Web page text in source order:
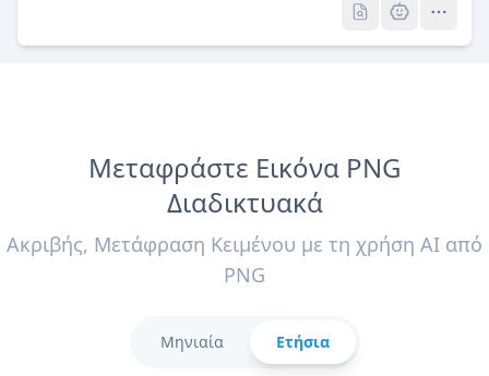
Μεταφράστε Εικόνα PNG
Διαδικτυακά
Ακριβής, Μετάφραση Κειμένου με τη χρήση AI από
PNG
Μηνιαία Ετήσια